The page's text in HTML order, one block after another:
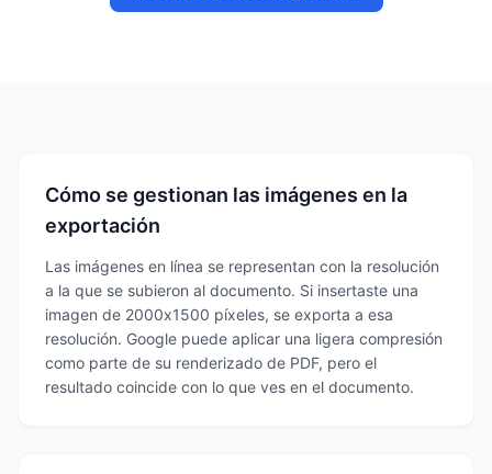
Cómo se gestionan las imágenes en la
exportación
Las imágenes en línea se representan con la resolución
a la que se subieron al documento. Si insertaste una
imagen de 2000x1500 píxeles, se exporta a esa
resolución. Google puede aplicar una ligera compresión
como parte de su renderizado de PDF, pero el
resultado coincide con lo que ves en el documento.